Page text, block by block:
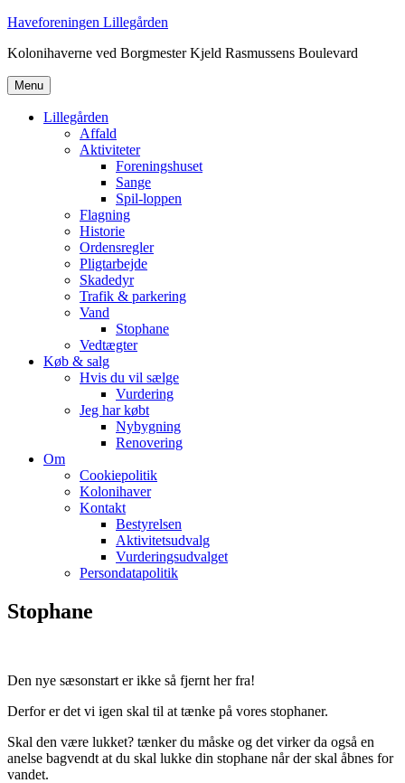
Videre
indhold
Haveforeningen Lillegården
Kolonihaverne ved Borgmester Kjeld Rasmussens Boulevard
Menu
Lillegården
Affald
Aktiviteter
Foreningshuset
Sange
Spil-loppen
Flagning
Historie
Ordensregler
Pligtarbejde
Skadedyr
Trafik & parkering
Vand
Stophane
Vedtægter
Køb & salg
Hvis du vil sælge
Vurdering
Jeg har købt
Nybygning
Renovering
Om
Cookiepolitik
Kolonihaver
Kontakt
Bestyrelsen
Aktivitetsudvalg
Vurderingsudvalget
Persondatapolitik
Stophane
Den nye sæsonstart er ikke så fjernt her fra!
Derfor er det vi igen skal til at tænke på vores stophaner.
Skal den være lukket? tænker du måske og det virker da også en
anelse bagvendt at du skal lukke din stophane når der skal åbnes for
vandet.